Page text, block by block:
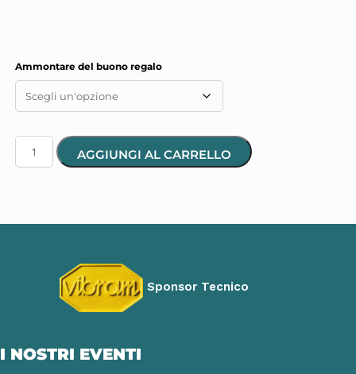
Ammontare del buono regalo
AGGIUNGI AL CARRELLO
Sponsor Tecnico
I NOSTRI EVENTI